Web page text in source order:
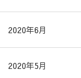
2020年6月
2020年5月